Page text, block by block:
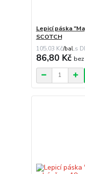
Lepicí páska
SCOTCH
105,03 Kč/bal.
86,80 Kč bez